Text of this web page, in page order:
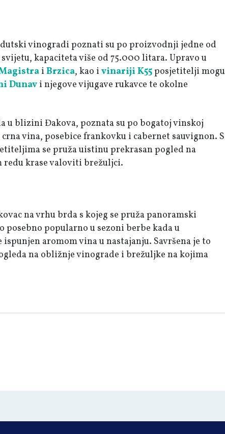
vinogradi poznati su po proizvodnji jedne od
kapaciteta više od 75.000 litara. Upravo u
i Brzica, kao i vinariji K55posjetitelji mogu
Dunav i njegove vijugave rukavce te okolne
u blizini Đakova, poznata su po bogatoj vinskoj
vina, posebice frankovku i cabernet sauvignon. S
se pruža uistinu prekrasan pogled na
krase valoviti brežuljci.
na vrhu brda s kojeg se pruža panoramski
posebno popularno u sezoni berbe kada u
aromom vina u nastajanju. Savršena je to
na obližnje vinograde i brežuljke na kojima